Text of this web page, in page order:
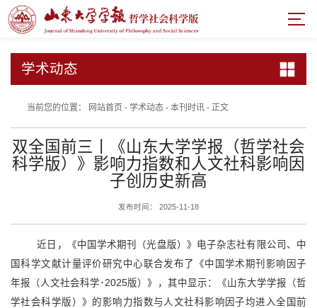
学术动态
当前您的位置： 网站首页- 学术动态- 本刊时讯- 正文
双全国前三丨《山东大学学报（哲学社会
科学版）》影响力指数和人文社科影响因
子创历史新高
发布时间： 2025-11-18
近日，《中国学术期刊（光盘版）》电子杂志社有限公司、中
国科学文献计量评价研究中心联合发布了《中国学术期刊影响因子
年报（人文社会科学･2025版）》，其中显示：《山东大学学报（哲
学社会科学版）》的影响力指数与人文社科影响因子均进入全国前